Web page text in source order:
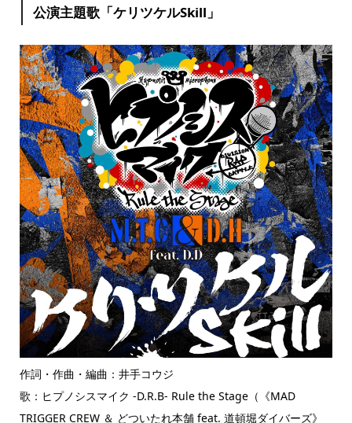
公演主題歌「ケリツケルSkill」
作詞・作曲・編曲：井手コウジ
歌：ヒプノシスマイク -D.R.B- Rule the Stage（《MAD
TRIGGER CREW ＆ どついたれ本舗 feat. 道頓堀ダイバーズ》